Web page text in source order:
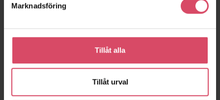
Marknadsföring
Tillåt alla
Tillåt urval
Basel